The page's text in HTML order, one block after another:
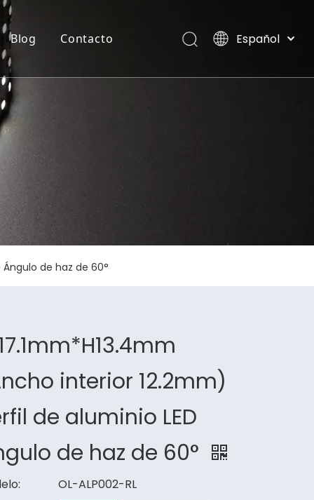
Blog Contacto
Español
العربية
Ángulo de haz de 60°
interior 12.2mm)
de aluminio LED
de haz de 60°
OL-ALP002-RL